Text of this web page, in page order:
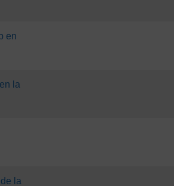
en
la
la